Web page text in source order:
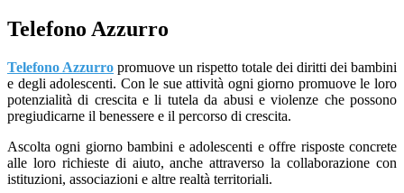
Telefono Azzurro
Telefono Azzurro promuove un rispetto totale dei diritti dei bambini
e degli adolescenti. Con le sue attività ogni giorno promuove le loro
potenzialità di crescita e li tutela da abusi e violenze che possono
pregiudicarne il benessere e il percorso di crescita.
Ascolta ogni giorno bambini e adolescenti e offre risposte concrete
alle loro richieste di aiuto, anche attraverso la collaborazione con
istituzioni, associazioni e altre realtà territoriali.